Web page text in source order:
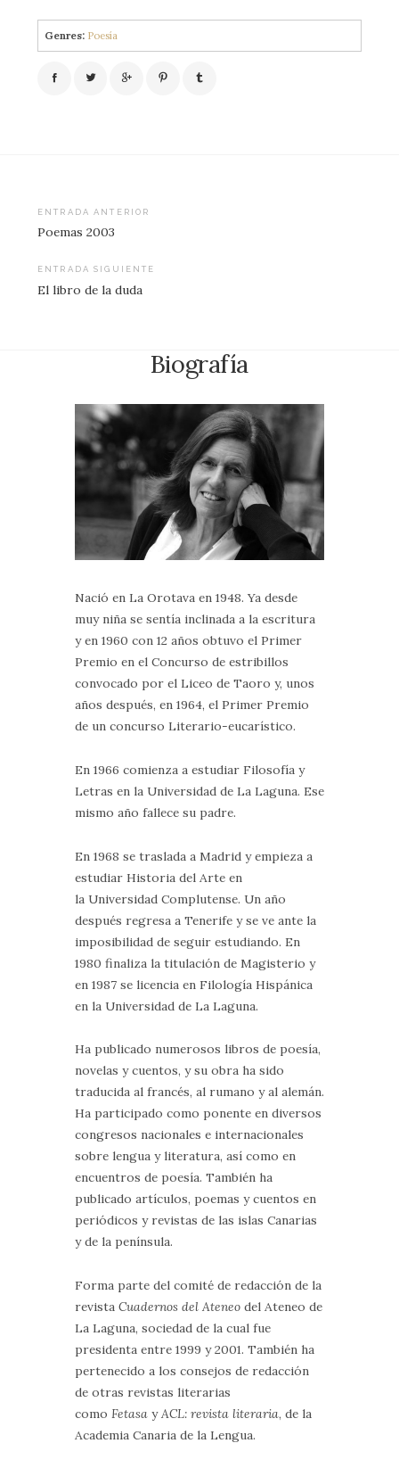
Genres: Poesía
Navegación
de
entradas
ENTRADA ANTERIOR
Poemas 2003
ENTRADA SIGUIENTE
El libro de la duda
Biografía
Nació en La Orotava en 1948. Ya desde
muy niña se sentía inclinada a la escritura
y en 1960 con 12 años obtuvo el Primer
Premio en el Concurso de estribillos
convocado por el Liceo de Taoro y, unos
años después, en 1964, el Primer Premio
de un concurso Literario-eucarístico.
En 1966 comienza a estudiar Filosofía y
Letras en la Universidad de La Laguna. Ese
mismo año fallece su padre.
En 1968 se traslada a Madrid y empieza a
estudiar Historia del Arte en
la Universidad Complutense. Un año
después regresa a Tenerife y se ve ante la
imposibilidad de seguir estudiando. En
1980 finaliza la titulación de Magisterio y
en 1987 se licencia en Filología Hispánica
en la Universidad de La Laguna.
Ha publicado numerosos libros de poesía,
novelas y cuentos, y su obra ha sido
traducida al francés, al rumano y al alemán.
Ha participado como ponente en diversos
congresos nacionales e internacionales
sobre lengua y literatura, así como en
encuentros de poesía. También ha
publicado artículos, poemas y cuentos en
periódicos y revistas de las islas Canarias
y de la península.
Forma parte del comité de redacción de la
revista Cuadernos del Ateneo del Ateneo de
La Laguna, sociedad de la cual fue
presidenta entre 1999 y 2001. También ha
pertenecido a los consejos de redacción
de otras revistas literarias
como Fetasa yACL: revista literaria, de la
Academia Canaria de la Lengua.